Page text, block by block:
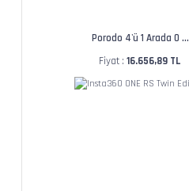
Porodo 4'ü 1 Arada O ...
Fiyat : 16.656,89 TL